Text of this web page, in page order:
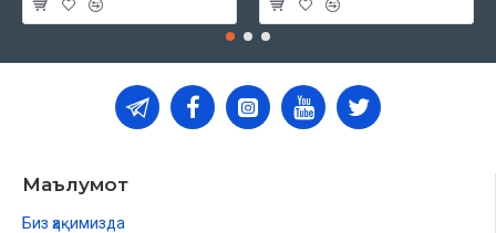
Маълумот
Биз ҳақимизда